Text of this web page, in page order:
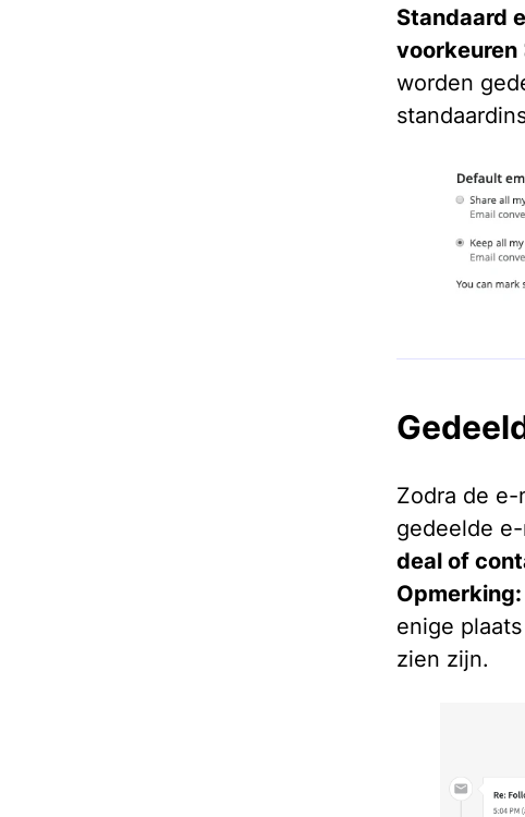
Standaard
voorkeuren
worden
Zodra de
gedeelde
deal of
Opmerking:
enige
zien zijn.